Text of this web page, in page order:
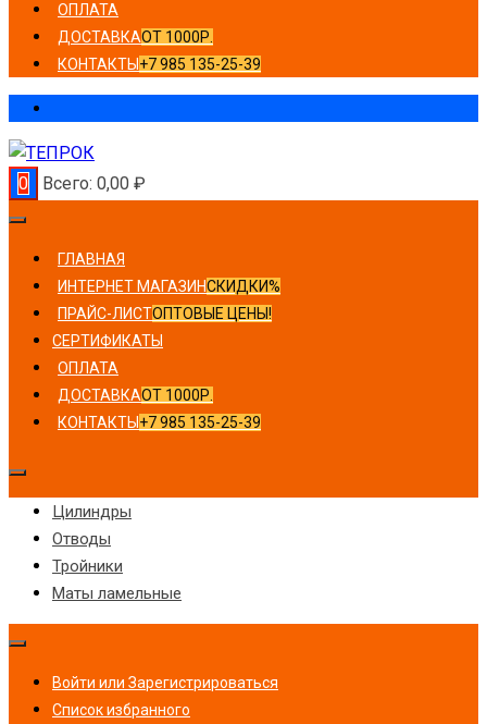
ОПЛАТА
ДОСТАВКАОТ 1000Р.
КОНТАКТЫ +7 985 135-25-39
0 Всего: 0,00 ₽
ГЛАВНАЯ
ИНТЕРНЕТ МАГАЗИНСКИДКИ%
ПРАЙС-ЛИСТОПТОВЫЕ ЦЕНЫ!
СЕРТИФИКАТЫ
ОПЛАТА
ДОСТАВКАОТ 1000Р.
КОНТАКТЫ +7 985 135-25-39
Цилиндры
Отводы
Тройники
Маты ламельные
Войти или Зарегистрироваться
Список избранного